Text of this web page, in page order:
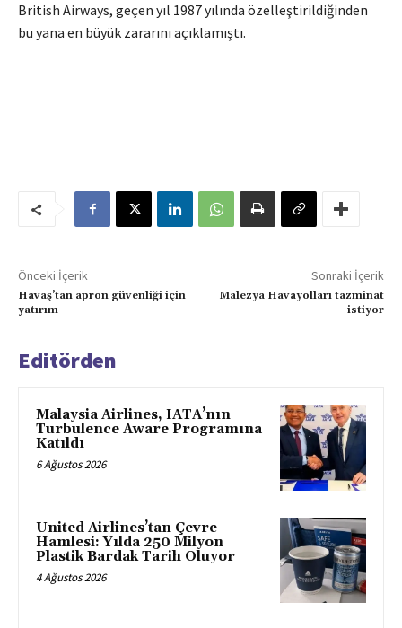
British Airways, geçen yıl 1987 yılında özelleştirildiğinden
bu yana en büyük zararını açıklamıştı.
Önceki İçerik
Havaş’tan apron güvenliği için
yatırım
Sonraki İçerik
Malezya Havayolları tazminat
istiyor
Editörden
Malaysia Airlines, IATA’nın
Turbulence Aware Programına
Katıldı
6 Ağustos 2026
United Airlines’tan Çevre
Hamlesi: Yılda 250 Milyon
Plastik Bardak Tarih Oluyor
4 Ağustos 2026